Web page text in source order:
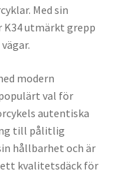
Med sin
utmärkt grepp
modern
val för
autentiska
till pålitlig
hållbarhet och är
kvalitetsdäck för